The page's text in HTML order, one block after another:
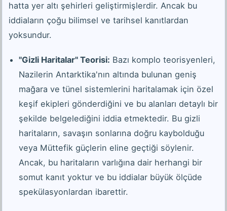
hatta yer altı şehirleri geliştirmişlerdir. Ancak bu
iddiaların çoğu bilimsel ve tarihsel kanıtlardan
yoksundur.
"Gizli Haritalar" Teorisi: Bazı komplo teorisyenleri,
Nazilerin Antarktika'nın altında bulunan geniş
mağara ve tünel sistemlerini haritalamak için özel
keşif ekipleri gönderdiğini ve bu alanları detaylı bir
şekilde belgelediğini iddia etmektedir. Bu gizli
haritaların, savaşın sonlarına doğru kaybolduğu
veya Müttefik güçlerin eline geçtiği söylenir.
Ancak, bu haritaların varlığına dair herhangi bir
somut kanıt yoktur ve bu iddialar büyük ölçüde
spekülasyonlardan ibarettir.